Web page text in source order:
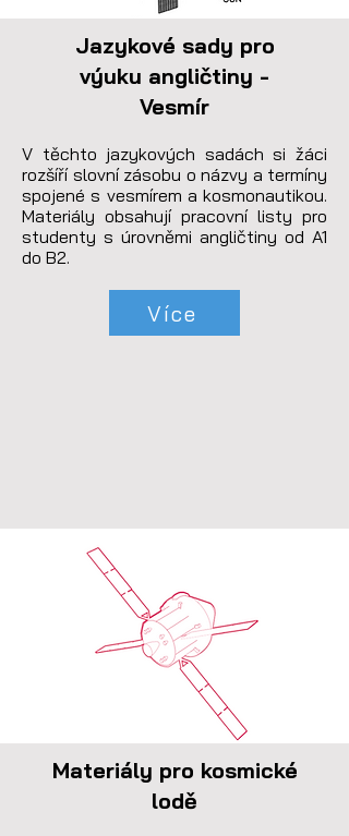
Jazykové sady pro
výuku angličtiny -
Vesmír
V těchto jazykových sadách si žáci
rozšíří slovní zásobu o názvy a termíny
spojené s vesmírem a kosmonautikou.
Materiály obsahují pracovní listy pro
studenty s úrovněmi angličtiny od A1
do B2.
Více
Materiály pro kosmické
lodě